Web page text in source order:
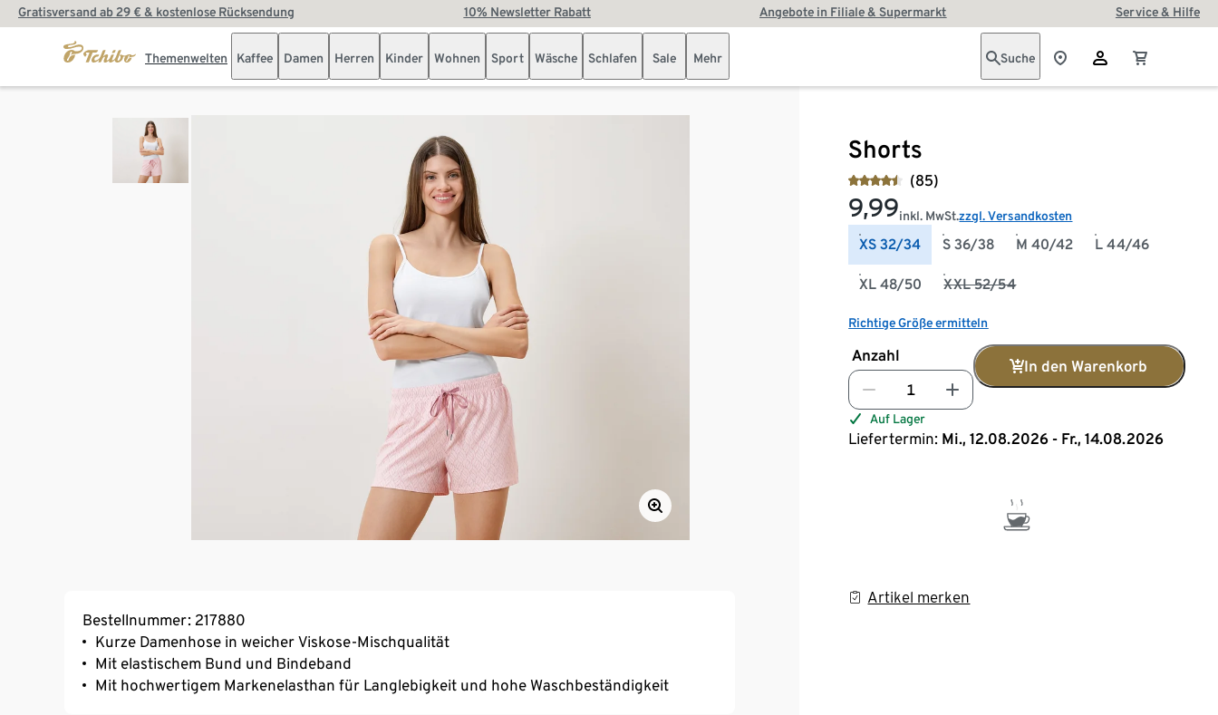
Gratisversand ab 29 € & kostenlose Rücksendung 10% Newsletter Rabatt Angebote in Filiale & Supermarkt Service & Hilfe
Themenwelten Kaffee Damen Herren Kinder Wohnen Sport Wäsche Schlafen Sale Mehr Suche
Shorts
(85)
9,99inkl. MwSt.zzgl. Versandkosten
XS 32/34 S 36/38 M 40/42 L 44/46
XL 48/50 XXL 52/54
Richtige Größe ermitteln
Anzahl
In den Warenkorb
Auf Lager
Liefertermin: Mi., 12.08.2026 - Fr., 14.08.2026
Artikel merken
Bestellnummer: 217880
Kurze Damenhose in weicher Viskose-Mischqualität
Mit elastischem Bund und Bindeband
Mit hochwertigem Markenelasthan für Langlebigkeit und hohe Waschbeständigkeit